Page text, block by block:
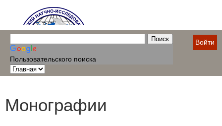
Пользовательского поиска
Войти
Монографии